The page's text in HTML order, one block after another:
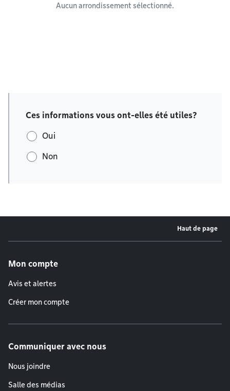
Aucun arrondissement sélectionné.
Ces informations vous ont-elles été utiles?
Oui
Non
Haut de page
Mon compte
Avis et alertes
Créer mon compte
Communiquer avec nous
Nous joindre
Salle des médias